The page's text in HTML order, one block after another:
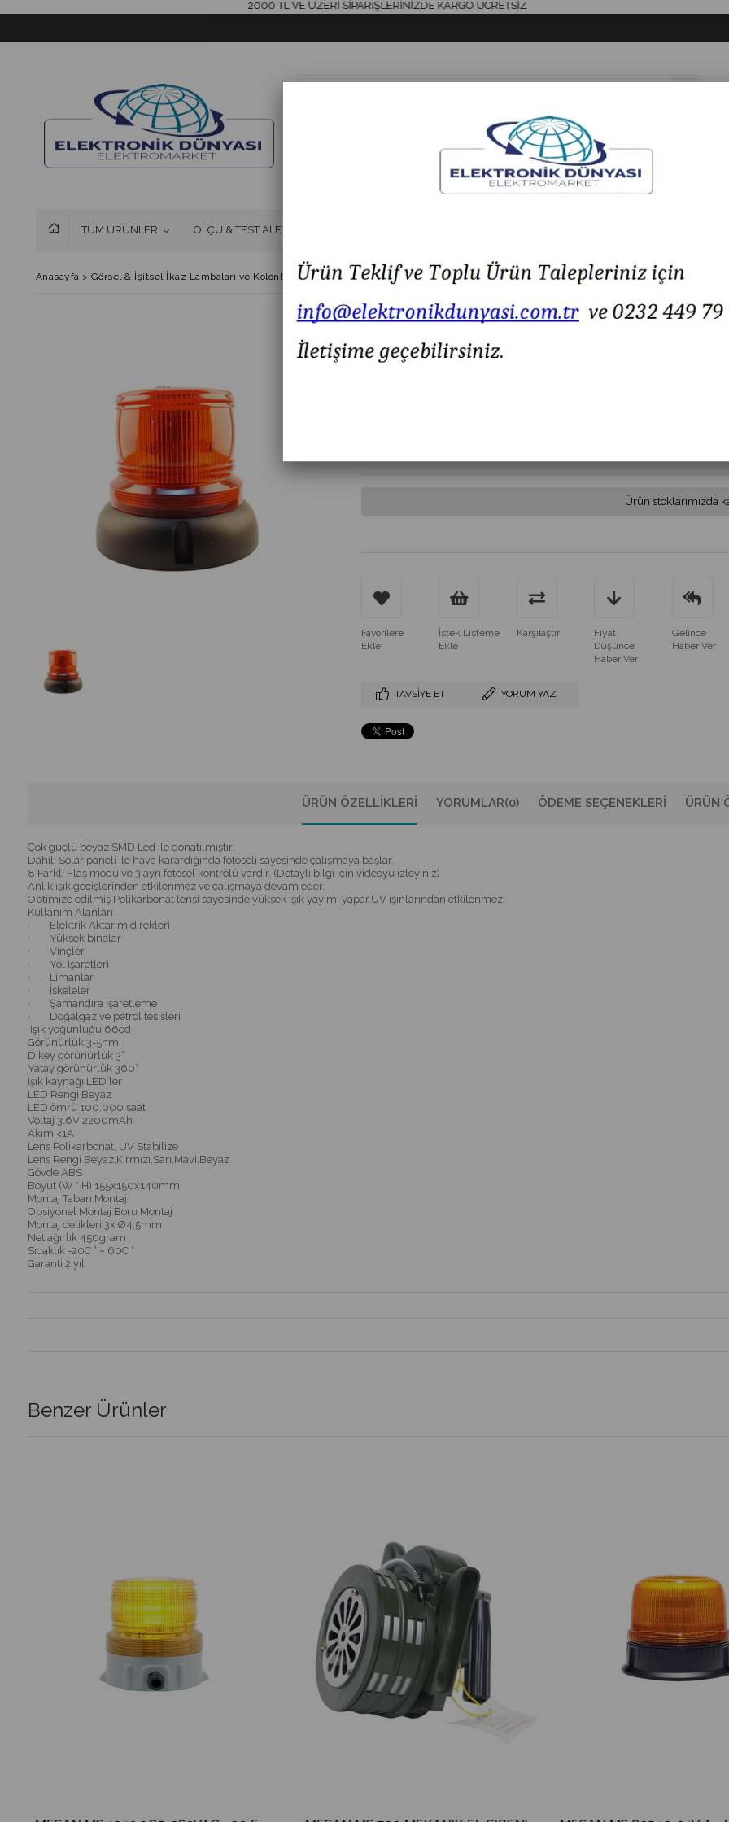
2000 TL VE ÜZERİ SİPARİŞLERİNİZDE KARGO ÜCRETSİZ
TÜM ÜRÜNLER ÖLÇÜ & TEST ALETLERİ
Anasayfa > Görsel & İşitsel İkaz Lambaları ve Kolonlar > MESAN MS 627.1 3.6V SOLAR Ø110 SOLAR LED MULTİFONKSİYON İKAZ LAMBA KUŞ
MESAN MS 627.1 3.6V SOLAR Ø110 SOLAR LED
Ürün stoklarımızda
Favorilere
Ekle
İstek Listeme
Ekle
Karşılaştır
Fiyat
Düşünce
Haber Ver
Gelince
Haber Ver
TAVSIYE ET YORUM YAZ
ÜRÜN ÖZELLIKLERI YORUMLAR(0) ÖDEME SEÇENEKLERI ÜRÜN
Çok güçlü beyaz SMD Led ile donatılmıştır.
Dahili Solar paneli ile hava karardığında fotoseli sayesinde çalışmaya başlar.
8 Farklı Flaş modu ve 3 ayrı fotosel kontrölü vardır. (Detaylı bilgi için videoyu izleyiniz)
Anlık ışık geçişlerinden etkilenmez ve çalışmaya devam eder.
Optimize edilmiş Polikarbonat lensi sayesinde yüksek ışık yayımı yapar.UV ışınlarından etkilenmez.
Kullanım Alanları
· Elektrik Aktarım direkleri
· Yüksek binalar
· Vinçler
· Yol işaretleri
· Limanlar
· İskeleler
· Şamandıra İşaretleme
· Doğalgaz ve petrol tesisleri
Işık yoğunluğu 66cd
Görünürlük 3-5nm
Dikey görünürlük 3°
Yatay görünürlük 360°
Işık kaynağı LED´ler
LED Rengi Beyaz
LED ömrü 100.000 saat
Voltaj 3.6V 2200mAh
Akım <1A
Lens Polikarbonat, UV Stabilize
Lens Rengi Beyaz,Kırmızı,Sarı,Mavi,Beyaz
Gövde ABS
Boyut (W * H) 155x150x140mm
Montaj Taban Montaj
Opsiyonel Montaj Boru Montaj
Montaj delikleri 3x Ø4,5mm
Net ağırlık 450gram
Sıcaklık -20C ° ~ 60C °
Garanti 2 yıl
Benzer Ürünler